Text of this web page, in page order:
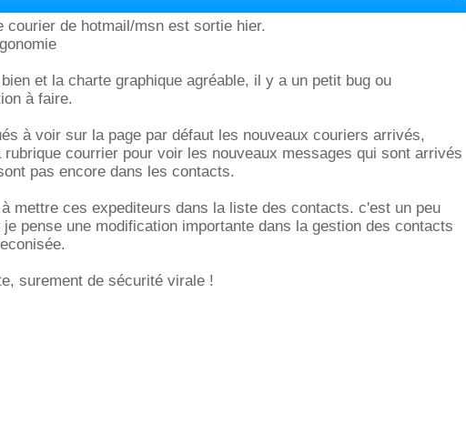
courier de hotmail/msn est sortie hier.
et la charte graphique agréable, il y a un petit bug ou
à faire.
à voir sur la page par défaut les nouveaux couriers arrivés,
courrier pour voir les nouveaux messages qui sont arrivés
pas encore dans les contacts.
mettre ces expediteurs dans la liste des contacts. c'est un peu
pense une modification importante dans la gestion des contacts
surement de sécurité virale !